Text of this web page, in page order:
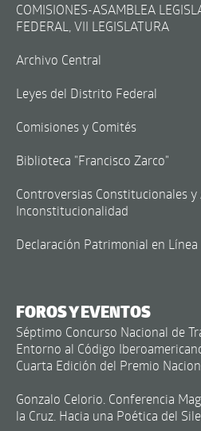
COMISIONES-ASAMBLEA
FEDERAL, VII LEGISLATURA
Archivo Central
Leyes del Distrito Federal
Comisiones y Comités
Biblioteca "Francisco Zarco"
Controversias Constitucionales y
Inconstitucionalidad
Declaración Patrimonial en Línea
FOROS Y EVENTOS
Séptimo Concurso Nacional de
Entorno al Código
Cuarta Edición del Premio
Gonzalo Celorio. Conferencia
la Cruz. Hacia una Poética del